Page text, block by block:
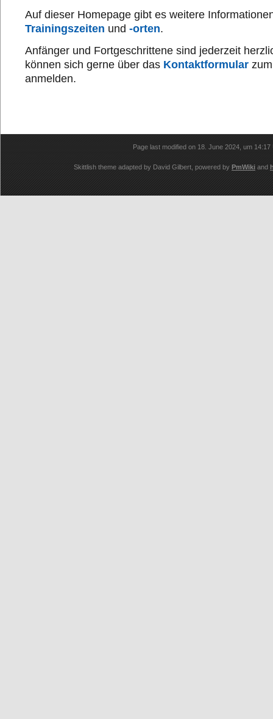
Auf dieser Homepage gibt es weitere
Trainingszeiten und -orten.
Anfänger und Fortgeschrittene sind jederzeit
können sich gerne über das Kontaktformular
anmelden.
Page last modified on 18. June 2024, um 14:17
Skittlish theme adapted by David Gilbert, powered by PmWiki and